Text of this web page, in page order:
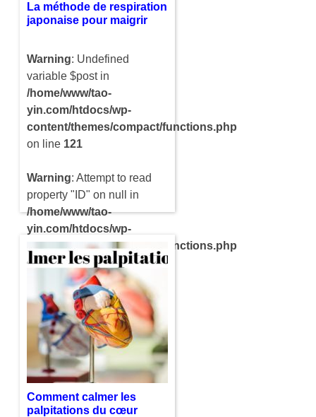
La méthode de respiration
japonaise pour maigrir
Warning: Undefined
variable $post in
/home/www/tao-
yin.com/htdocs/wp-
content/themes/compact/functions.php
on line 121
Warning: Attempt to read
property "ID" on null in
/home/www/tao-
yin.com/htdocs/wp-
content/themes/compact/functions.php
on line121
Tout le monde aimerait
pouvoir perdre du poids
sans avoir à passer par un
régime. En effet, cela est
très souvent contraignant et
les résultats…
Comment calmer les
palpitations du cœur